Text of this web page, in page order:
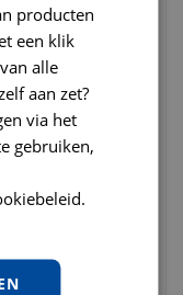
classic tape L
€ 27 21
producten
een klik
alle
aan zet?
via het
gebruiken,